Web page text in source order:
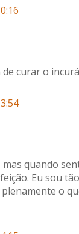
curar o
quando
Eu sou
o